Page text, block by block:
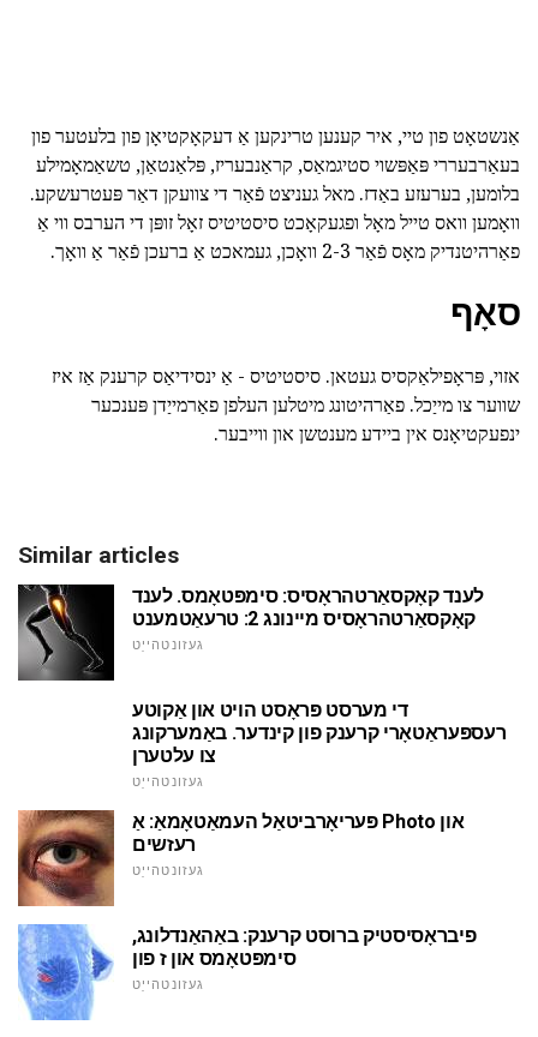
אַנשטאָט פון טיי, איר קענען טרינקען אַ דעקאָקטיאָן פון בלעטער פון
בעאַרבעררי פּאַפּשוי סטיגמאַס, קראַנבעריז, פּלאַנטאַן, טשאַמאָמילע
בלומען, בערעזע באַדז. מאל געניצט פֿאַר די צוועקן דאַר פּעטרעשקע.
וואָמען וואס טייל מאָל ופגעקאָכט סיסטיטיס זאָל זופּן די הערבס ווי אַ
פאַרהיטנדיק מאָס פֿאַר 2-3 וואָכן, געמאכט אַ ברעכן פֿאַר אַ וואָך.
סאָף
אזוי, פּראָפילאַקסיס געטאן. סיסטיטיס - אַ ינסידיאַס קרענק אַז איז
שווער צו מייַכל. פאַרהיטונג מיטלען העלפן פאַרמייַדן פּענכער
ינפעקטיאָנס אין ביידע מענטשן און ווייבער.
Similar articles
לענד קאָקסאַרטהראָסיס: סימפּטאָמס. לענד
קאָקסאַרטהראָסיס מיינונג 2: טרעאַטמענט
געזונטהייַט
די מערסט פּראָסט הויט און אַקוטע
רעספּעראַטאָרי קרענק פון קינדער. באַמערקונג
צו עלטערן
געזונטהייַט
פּעריאָרביטאַל העמאַטאָמאַ: אַ Photo און
רעזשים
געזונטהייַט
פיבראָסיסטיק ברוסט קרענק: באַהאַנדלונג,
סימפּטאָמס און ז פון
געזונטהייַט